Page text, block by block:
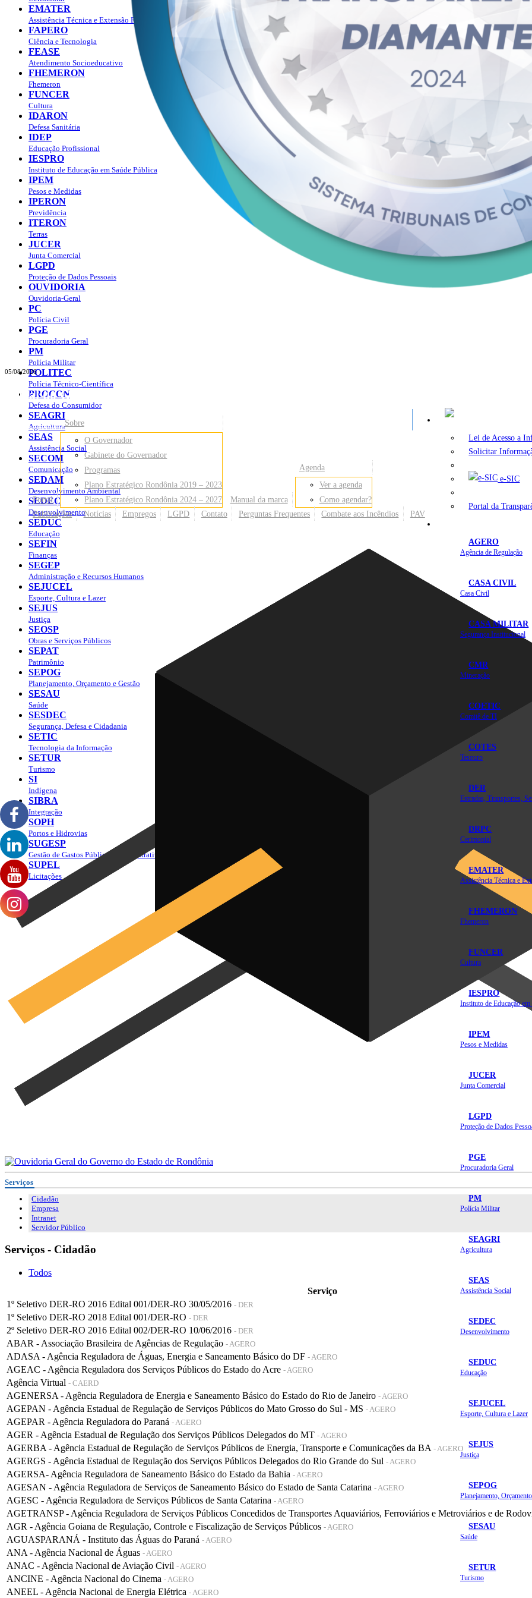
05/08/2026
Portal do Governo do
Governode Rondônia
Lei de Acesso a
Solicitar
e-SIC
Portal da
AGERO
Agência de Regulação
CASA CIVIL
Casa Civil
CASA MILITAR
Segurança Institucional
CMR
Mineração
COETIC
Comitê de TI
COTES
Tesouro
DER
DRPC
Cerimonial
EMATER
FHEMERON
Fhemeron
FUNCER
Cultura
IESPRO
IPEM
Pesos e Medidas
JUCER
Junta Comercial
LGPD
Proteção de Dados
PGE
Procuradoria Geral
PM
Polícia Militar
SEAGRI
Agricultura
SEAS
Assistência Social
SEDEC
Desenvolvimento
SEDUC
Educação
SEJUCEL
Esporte, Cultura e Lazer
SEJUS
Justiça
SEPOG
SESAU
Saúde
SETUR
Turismo
Portal
Sobre
O Governador
Gabinete do Governador
Programas
Plano Estratégico Rondônia 2019 – 2023
Plano Estratégico Rondônia 2024 – 2027
Manual da marca
Agenda
Ver a agenda
Como agendar?
Publicações
Notícias Empregos LGPD Contato Perguntas Frequentes Combate aos Incêndios PAV
EMATER
Assistência Técnica e Extensão Rural
FAPERO
Ciência e Tecnologia
FEASE
Atendimento Socioeducativo
FHEMERON
Fhemeron
FUNCER
Cultura
IDARON
Defesa Sanitária
IDEP
Educação Profissional
IESPRO
Instituto de Educação em Saúde Pública
IPEM
Pesos e Medidas
IPERON
Previdência
ITERON
Terras
JUCER
Junta Comercial
LGPD
Proteção de Dados Pessoais
OUVIDORIA
Ouvidoria-Geral
PC
Polícia Civil
PGE
Procuradoria Geral
PM
Polícia Militar
POLITEC
Polícia Técnico-Científica
PROCON
Defesa do Consumidor
SEAGRI
Agricultura
SEAS
Assistência Social
SECOM
Comunicação
SEDAM
Desenvolvimento Ambiental
SEDEC
Desenvolvimento
SEDUC
Educação
SEFIN
Finanças
SEGEP
Administração e Recursos Humanos
SEJUCEL
Esporte, Cultura e Lazer
SEJUS
Justiça
SEOSP
Obras e Serviços Públicos
SEPAT
Patrimônio
SEPOG
Planejamento, Orçamento e Gestão
SESAU
Saúde
SESDEC
Segurança, Defesa e Cidadania
SETIC
Tecnologia da Informação
SETUR
Turismo
SI
Indígena
SIBRA
Integração
SOPH
Portos e Hidrovias
SUGESP
Gestão de Gastos Públicos Administrativos
SUPEL
Licitações
Serviços
Cidadão
Empresa
Intranet
Servidor Público
Serviços - Cidadão
Todos
Serviço
1º Seletivo DER-RO 2016 Edital 001/DER-RO 30/05/2016 - DER
1º Seletivo DER-RO 2018 Edital 001/DER-RO - DER
2º Seletivo DER-RO 2016 Edital 002/DER-RO 10/06/2016 - DER
ABAR - Associação Brasileira de Agências de Regulação - AGERO
ADASA - Agência Reguladora de Águas, Energia e Saneamento Básico do DF - AGERO
AGEAC - Agência Reguladora dos Serviços Públicos do Estado do Acre - AGERO
Agência Virtual - CAERD
AGENERSA - Agência Reguladora de Energia e Saneamento Básico do Estado do Rio de Janeiro - AGERO
AGEPAN - Agência Estadual de Regulação de Serviços Públicos do Mato Grosso do Sul - MS - AGERO
AGEPAR - Agência Reguladora do Paraná - AGERO
AGER - Agência Estadual de Regulação dos Serviços Públicos Delegados do MT - AGERO
AGERBA - Agência Estadual de Regulação de Serviços Públicos de Energia, Transporte e Comunicações da BA - AGERO
AGERGS - Agência Estadual de Regulação dos Serviços Públicos Delegados do Rio Grande do Sul - AGERO
AGERSA- Agência Reguladora de Saneamento Básico do Estado da Bahia - AGERO
AGESAN - Agência Reguladora de Serviços de Saneamento Básico do Estado de Santa Catarina - AGERO
AGESC - Agência Reguladora de Serviços Públicos de Santa Catarina - AGERO
AGETRANSP - Agência Reguladora de Serviços Públicos Concedidos de Transportes Aquaviários, Ferroviários e Metroviários e de
AGR - Agência Goiana de Regulação, Controle e Fiscalização de Serviços Públicos - AGERO
AGUASPARANÁ - Instituto das Águas do Paraná - AGERO
ANA - Agência Nacional de Águas - AGERO
ANAC - Agência Nacional de Aviação Civil - AGERO
ANCINE - Agência Nacional do Cinema - AGERO
ANEEL - Agência Nacional de Energia Elétrica - AGERO